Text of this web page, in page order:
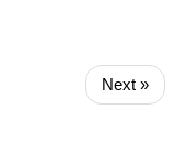
Next »